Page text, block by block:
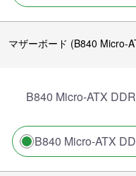
マザーボード (B840 Micro-
B840 Micro-ATX
B840 Micro-ATX